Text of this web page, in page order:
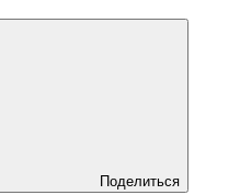
Поделиться